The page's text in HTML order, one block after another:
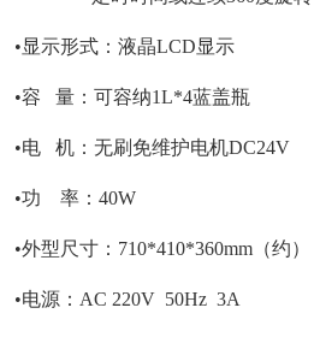
•显示形式：液晶LCD显示
•容 量：可容纳1L*4蓝盖瓶
•电 机：无刷免维护电机DC24V
•功 率：40W
•外型尺寸：710*410*360mm（约）
•电源：AC 220V 50Hz 3A